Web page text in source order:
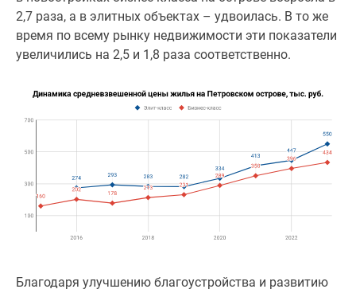
Коттеджные
поселки
Бизнес-
Траншевая
Скидки
2,7 раза, а в элитных объектах – удвоилась. В то же
время по всему рынку недвижимости эти показатели
увеличились на 2,5 и 1,8 раза соответственно.
Благодаря улучшению благоустройства и развитию